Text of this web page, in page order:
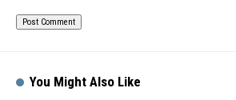
You Might Also Like